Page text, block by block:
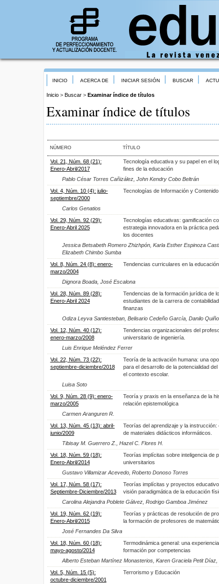
INICIO ACERCA DE INICIAR SESIÓN BUSCAR
Inicio > Buscar > Examinar índice de títulos
Examinar índice de títulos
NÚMERO TÍTULO
Vol. 21, Núm. 68 (21):
Enero-Abril/2017
Tecnología educativa y su papel en el
fines de la educación
Pablo César Torres Cañizález, John Kendry Cobo Beltrán
Vol. 4, Núm. 10 (4): julio-
septiembre/2000
Tecnologías de Información y
Carlos Genatios
Vol. 29, Núm. 92 (29):
Enero-Abril 2025
Tecnologías educativas: gamificación
estrategia innovadora en la práctica
los docentes
Jessica Betsabeth Romero Zhizhpón, Karla Esther Espinoza
Elizabeth Chimbo Sumba
Vol. 8, Núm. 24 (8): enero-
marzo/2004
Tendencias curriculares en la
Dignora Boada, José Escalona
Vol. 28, Núm. 89 (28):
Enero-Abril 2024
Tendencias de la formación jurídica de
estudiantes de la carrera de
finanzas
Odiza Leyva Santiesteban, Belisario Cedeño García, Danilo
Vol. 12, Núm. 40 (12):
enero-marzo/2008
Tendencias organizacionales del
universitario de ingeniería.
Luis Enrique Meléndez Ferrer
Vol. 22, Núm. 73 (22):
septiembre-diciembre/2018
Teoría de la activación humana: una
para el desarrollo de la potencialidad del
el contexto escolar.
Luisa Soto
Vol. 9, Núm. 28 (9): enero-
marzo/2005
Teoría y praxis en la enseñanza de la
relación epistemológica
Carmen Aranguren R.
Vol. 13, Núm. 45 (13): abril-
junio/2009
Teorías del aprendizaje y la instrucción:
de materiales didácticos informáticos.
Tibisay M. Guerrero Z., Hazel C. Flores H.
Vol. 18, Núm. 59 (18):
Enero-Abril/2014
Teorías implícitas sobre inteligencia de
universitarios
Gustavo Villamizar Acevedo, Roberto Donoso Torres
Vol. 17, Núm. 58 (17):
Septiembre-Diciembre/2013
Teorías implícitas y proyectos
visión paradigmática de la educación
Carolina Alejandra Poblete Gálvez, Rodrigo Gamboa Jiménez
Vol. 19, Núm. 62 (19):
Enero-Abril/2015
Teorías y prácticas de resolución de
la formación de profesores de
José Fernandes Da Silva
Vol. 18, Núm. 60 (18):
mayo-agosto/2014
Termodinámica general: una
formación por competencias
Alberto Esteban Martínez Monasterios, Karen Graciela Petit Díaz,
Vol. 5, Núm. 15 (5):
octubre-diciembre/2001
Terrorismo y Educación